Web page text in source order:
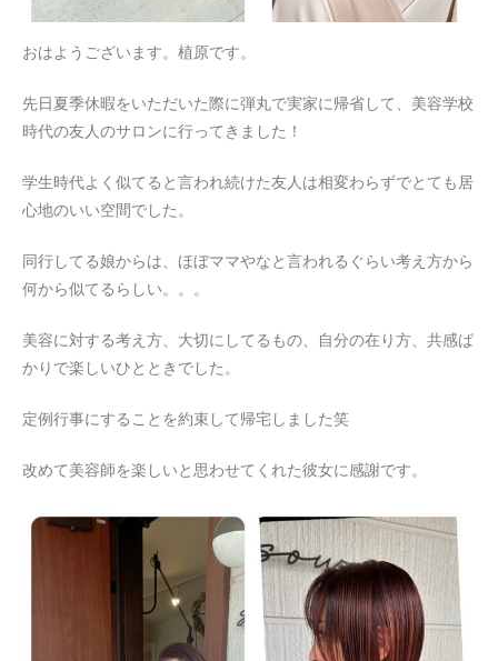
おはようございます。植原です。
先日夏季休暇をいただいた際に弾丸で実家に帰省して、美容学校
時代の友人のサロンに行ってきました！
学生時代よく似てると言われ続けた友人は相変わらずでとても居
心地のいい空間でした。
同行してる娘からは、ほぼママやなと言われるぐらい考え方から
何から似てるらしい。。。
美容に対する考え方、大切にしてるもの、自分の在り方、共感ば
かりで楽しいひとときでした。
定例行事にすることを約束して帰宅しました笑
改めて美容師を楽しいと思わせてくれた彼女に感謝です。